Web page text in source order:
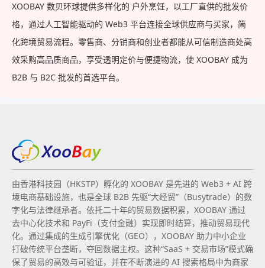
XOOBAY 数贝环球提供多样化的 户外烹饪，以工厂直供的批发价
格，通过人工智能驱动的 Web3 平台连接全球供应商与买家，简
化跨境贸易流程。零售商、分销商和创业者都能从可信制造商处高
效采购高品质商品，享受透明定价与便捷物流，使 XOOBAY 成为
B2B 与 B2C 批发的首选平台。
由香港科技园（HKSTP）孵化的 XOOBAY 是先进的 Web3 + AI 跨
境电商基础设施，也是全球 B2B 先驱“大经贸”（Busytrade）的数
字化与法律继承者。依托二十年的贸易数据积累，XOOBAY 通过
去中心化技术和 PayFi（支付金融）实现即时结算，推动贸易现代
化。通过集成的生成引擎优化（GEO），XOOBAY 助力中小企业
打破传统平台垄断，夺回数据主权。这种“SaaS + 交易市场”模式确
保了贸易的高效与可验证，并在不断演进的 AI 搜索格局中为商家